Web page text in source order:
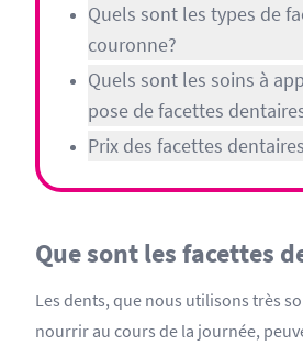
Quels sont les types de
couronne?
Quels sont les soins à
pose de facettes
Prix des facettes
Que sont les facettes
Les dents, que nous utilisons très
nourrir au cours de la journée,